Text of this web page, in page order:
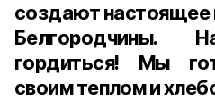
создают
гордиться! Мы
своим теплом и